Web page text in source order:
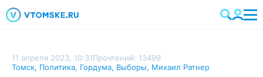
11 апреля 2023, 10:31Прочтений: 13499
Томск, Политика, Гордума, Выборы, Михаил Ратнер